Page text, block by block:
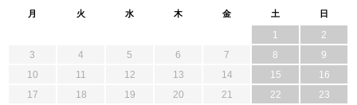
月 火 水 木 金 土 日
1
2
3
4 5 6 7 8
9
10
11 12 13 14 15
16
17
18 19 20 21 22
23